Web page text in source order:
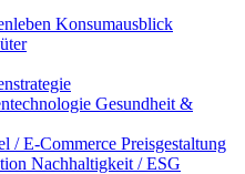
Konsumausblick
Gesundheit &
/ E‑Commerce Preisgestaltung
Nachhaltigkeit / ESG